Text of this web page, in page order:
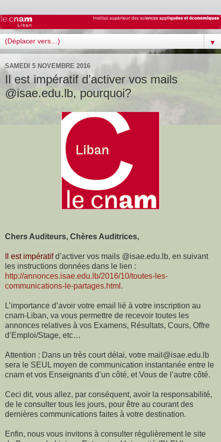
▼
SAMEDI 5 NOVEMBRE 2016
Il est impératif d’activer vos mails
@isae.edu.lb, pourquoi?
Chers Auditeurs, Chères Auditrices,
Il est impératifd’activer vos mails @isae.edu.lb, en suivant
les instructions données dans le lien :
http://annonces.isae.edu.lb/2016/10/toutes-les-
communications-le-partages.html .
L’importance d’avoir votre email lié à votre inscription au
cnam-Liban, va vous permettre de recevoir toutes les
annonces relatives à vos Examens, Résultats, Cours, Offre
d’Emploi/Stage, etc…
Attention : Dans un très court délai, votre mail@isae.edu.lb
sera le SEUL moyen de communication instantanée entre le
cnam et vos Enseignants d’un côté, et Vous de l’autre côté.
Ceci dit, vous allez, par conséquent, avoir la responsabilité,
de le consulter tous les jours, pour être au courant des
dernières communications faites à votre destination.
Enfin, nous vous invitons à consulter régulièrement le site